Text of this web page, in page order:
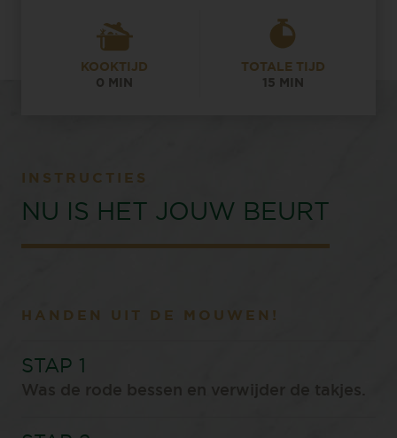
KOOKTIJD
0 MIN
TOTALE TIJD
15 MIN
INSTRUCTIES
NU IS HET JOUW BEURT
HANDEN UIT DE MOUWEN!
Was de rode bessen en verwijder de takjes.